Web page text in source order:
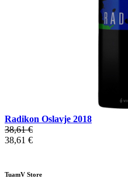
Radikon Oslavje 2018
38,61 €
38,61 €
TuamV Store